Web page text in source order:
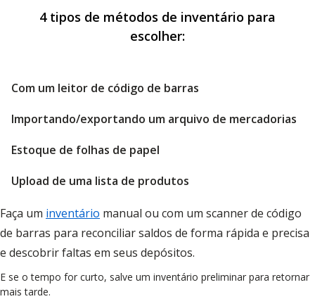
4 tipos de métodos de inventário para
escolher:
Com um leitor de código de barras
Importando/exportando um arquivo de mercadorias
Estoque de folhas de papel
Upload de uma lista de produtos
Faça um inventário manual ou com um scanner de código
de barras para reconciliar saldos de forma rápida e precisa
e descobrir faltas em seus depósitos.
E se o tempo for curto, salve um inventário preliminar para retornar
mais tarde.